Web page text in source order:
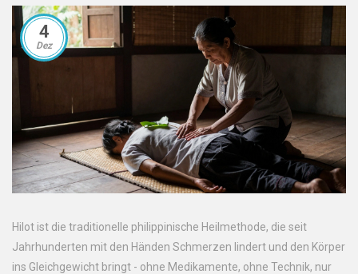
4
Dez
Hilot ist die traditionelle philippinische Heilmethode, die seit
Jahrhunderten mit den Händen Schmerzen lindert und den Körper
ins Gleichgewicht bringt - ohne Medikamente, ohne Technik, nur